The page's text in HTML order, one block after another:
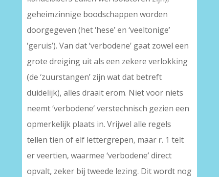
geheimzinnige boodschappen worden
doorgegeven (het ‘hese’ en ‘veeltonige’
‘geruis’). Van dat ‘verbodene’ gaat zowel een
grote dreiging uit als een zekere verlokking
(de ‘zuurstangen’ zijn wat dat betreft
duidelijk), alles draait erom. Niet voor niets
neemt ‘verbodene’ verstechnisch gezien een
opmerkelijk plaats in. Vrijwel alle regels
tellen tien of elf lettergrepen, maar r. 1 telt
er veertien, waarmee ‘verbodene’ direct
opvalt, zeker bij tweede lezing. Dit wordt nog